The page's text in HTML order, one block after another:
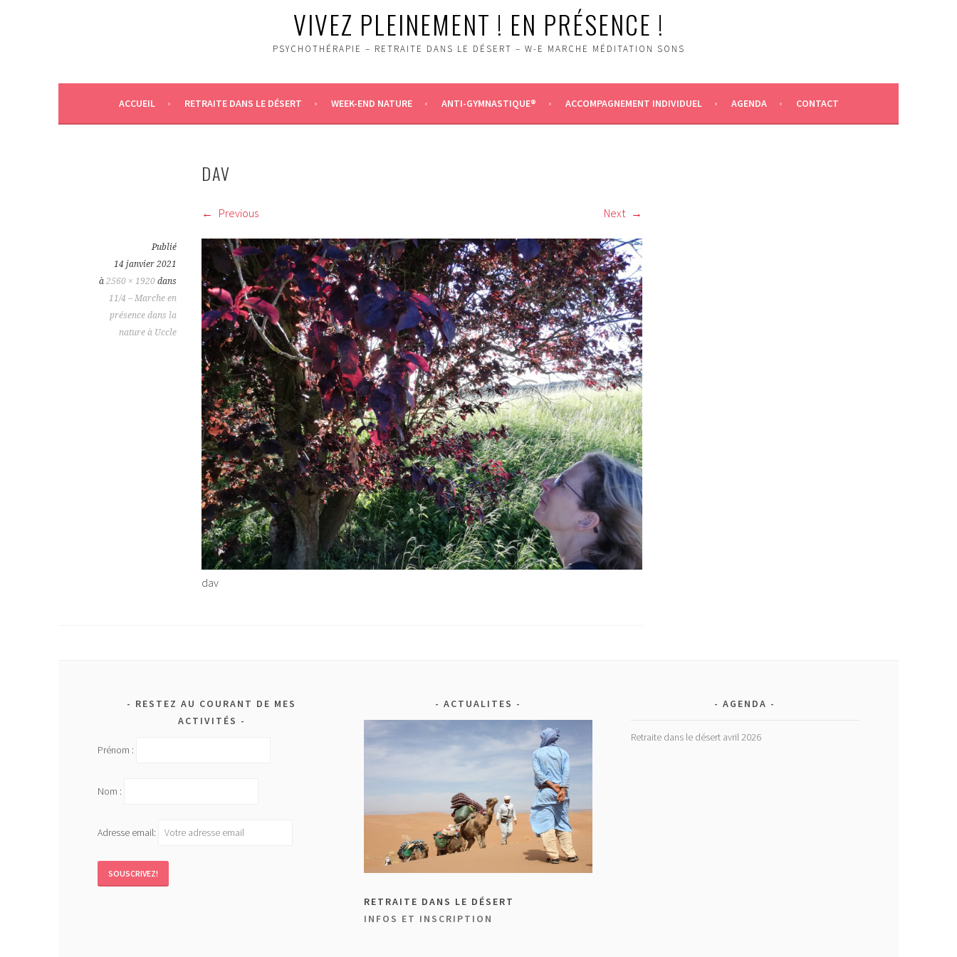
VIVEZ PLEINEMENT ! EN PRÉSENCE !
PSYCHOTHÉRAPIE – RETRAITE DANS LE DÉSERT – W-E MARCHE MÉDITATION SONS
ACCUEIL RETRAITE DANS LE DÉSERT WEEK-END NATURE ANTI-GYMNASTIQUE® ACCOMPAGNEMENT INDIVIDUEL AGENDA CONTACT
DAV
Previous Next
Publié
14 janvier 2021
à 2560 × 1920 dans
11/4 – Marche en
présence dans la
nature à Uccle
dav
RESTEZ AU COURANT DE MES
ACTIVITÉS
Prénom :
Nom :
Adresse email:
ACTUALITES
RETRAITE DANS LE DÉSERT
INFOS ET INSCRIPTION
AGENDA
Retraite dans le désert avril 2026